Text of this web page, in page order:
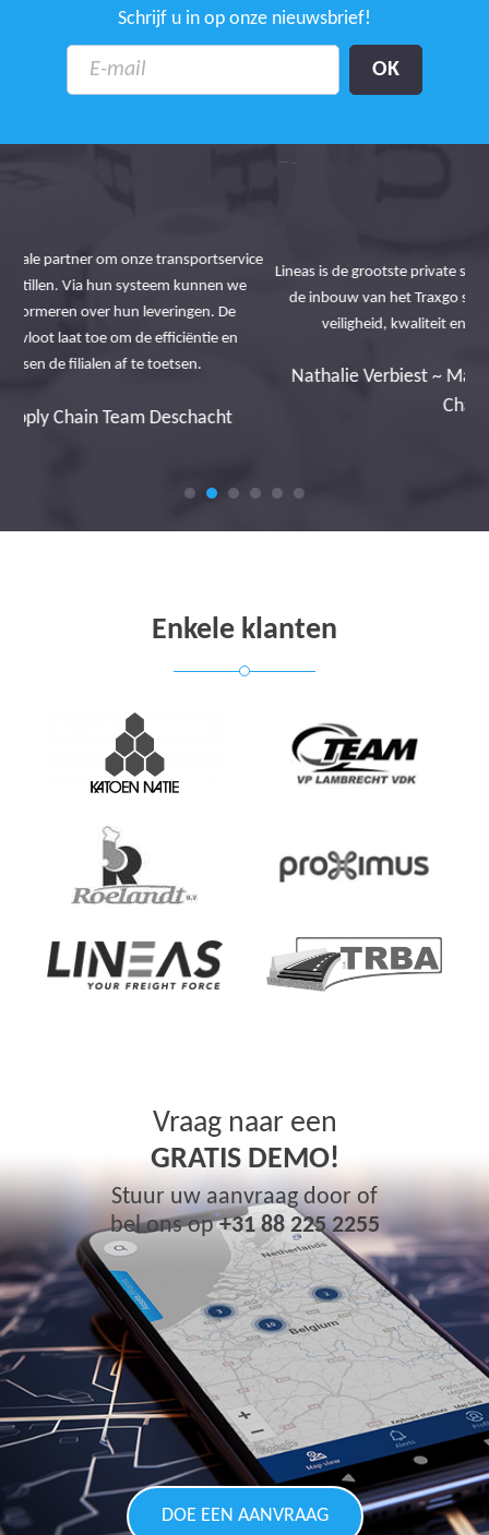
Schrijf u in op onze nieuwsbrief!
Lineas is de grootste private spoorvrachtoperator van Europa. Met
de inbouw van het Traxgo systeem merken wij op het vlak van
veiligheid, kwaliteit en efficiëntie een enorm verschil.
Nathalie Verbiest ~ Maintenance Delivery & Supply
Chain Lineas
Enkele klanten
Vraag naar een
GRATIS DEMO!
Stuur uw aanvraag door of
bel ons op+31 88 225 2255
DOE EEN AANVRAAG